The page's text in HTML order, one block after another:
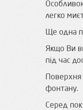
легко
Ще одна
Якщо Ви
під час
Поверхня
фонтану.
Серед